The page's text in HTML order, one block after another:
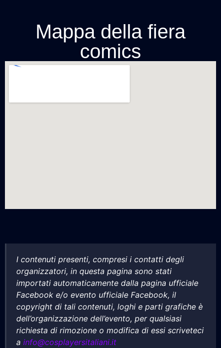
Mappa della fiera
comics
I contenuti presenti, compresi i contatti degli
organizzatori, in questa pagina sono stati
importati automaticamente dalla pagina ufficiale
Facebook e/o evento ufficiale Facebook, il
copyright di tali contenuti, loghi e parti grafiche è
dell’organizzazione dell’evento, per qualsiasi
richiesta di rimozione o modifica di essi scriveteci
a info@cosplayersitaliani.it